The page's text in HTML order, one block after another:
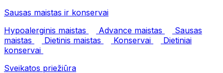
Sausas maistas ir konservai
Hypoalerginis maistas
Advance maistas
Sausas
maistas
Dietinis maistas Konservai
Dietiniai
konservai
Sveikatos priežiūra